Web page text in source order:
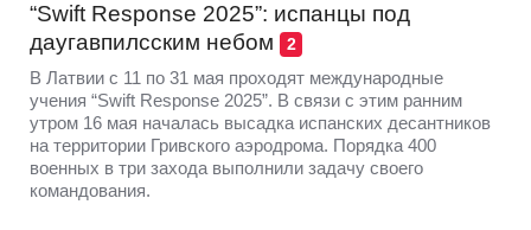
“Swift Response 2025”: испанцы под
даугавпилсским небом
2
В Латвии с 11 по 31 мая проходят международные
учения “Swift Response 2025”. В связи с этим ранним
утром 16 мая началась высадка испанских десантников
на территории Гривского аэродрома. Порядка 400
военных в три захода выполнили задачу своего
командования.